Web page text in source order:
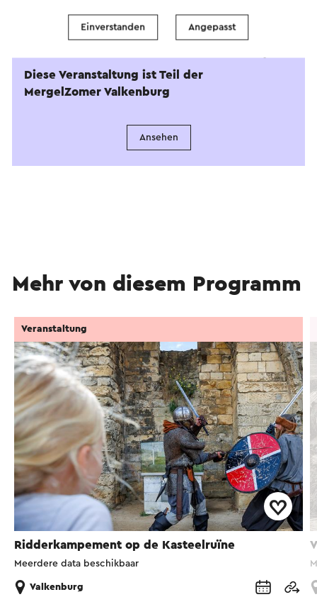
MergelZomer
Valkenburg
Diese Veranstaltung ist Teil der
MergelZomer Valkenburg
Ansehen
Mehr von diesem Programm
Ridderkampement op de Kasteelruïne
Veranstaltung
Meerdere data beschikbaar
Valkenburg
Einverstanden Angepasst